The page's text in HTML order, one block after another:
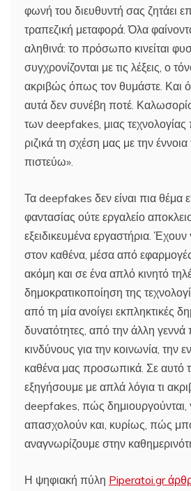
φωνή του διευθυντή σας ζητάει
τραπεζική μεταφορά. Όλα
αληθινά: το πρόσωπο κινείται
συγχρονίζονται με τις λέξεις, ο
ακριβώς όπως τον θυμάστε. Και
αυτά δεν συνέβη ποτέ.
των deepfakes, μιας τεχνολογίας
ριζικά τη σχέση μας με την
πιστεύω».
Τα deepfakes δεν είναι πια θέμα
φαντασίας ούτε εργαλείο
εξειδικευμένα εργαστήρια.
στον καθένα, μέσα από
ακόμη και σε ένα απλό κινητό
δημοκρατικοποίηση της
από τη μία ανοίγει εκπληκτικές
δυνατότητες, από την άλλη
κινδύνους για την κοινωνία, την
καθένα μας προσωπικά. Σε αυτό
εξηγήσουμε με απλά λόγια τι
deepfakes, πώς δημιουργούνται,
απασχολούν και, κυρίως, πώς
αναγνωρίζουμε στην
Η ψηφιακή πύλη Piperatoi.gr